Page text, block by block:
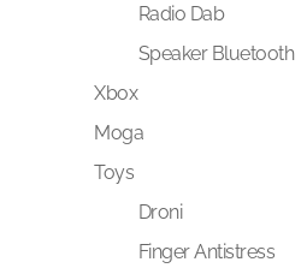
Radio Dab
Speaker Bluetooth
Xbox
Moga
Toys
Droni
Finger Antistress